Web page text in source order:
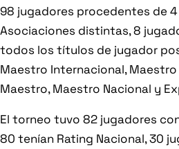
98 jugadores procedentes de
Asociaciones distintas, 8
todos los títulos de jugador
Maestro Internacional, Maestro
Maestro, Maestro Nacional y
El torneo tuvo 82 jugadores
80 tenían Rating Nacional, 30